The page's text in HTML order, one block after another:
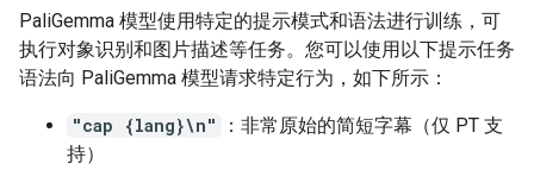
PaliGemma 模型使用特定的提示模式和语法进行训练，可
执行对象识别和图片描述等任务。您可以使用以下提示任务
语法向 PaliGemma 模型请求特定行为，如下所示：
"cap {lang}\n"
：非常原始的简短字幕（仅 PT 支
持）